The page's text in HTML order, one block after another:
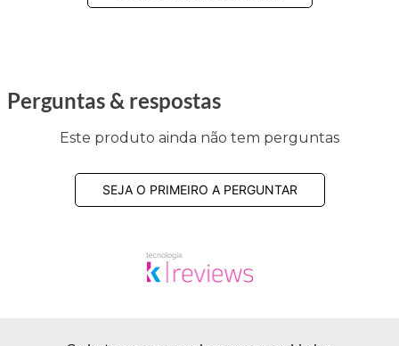
Perguntas & respostas
Este produto ainda não tem perguntas
SEJA O PRIMEIRO A PERGUNTAR